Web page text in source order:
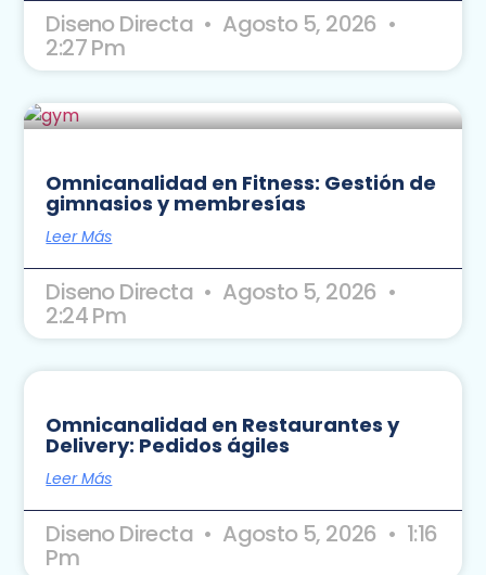
Diseno Directa Agosto 5, 2026
2:27 Pm
Omnicanalidad en Fitness: Gestión de
gimnasios y membresías
Leer Más
Diseno Directa Agosto 5, 2026
2:24 Pm
Omnicanalidad en Restaurantes y
Delivery: Pedidos ágiles
Leer Más
Diseno Directa Agosto 5, 2026 1:16
Pm